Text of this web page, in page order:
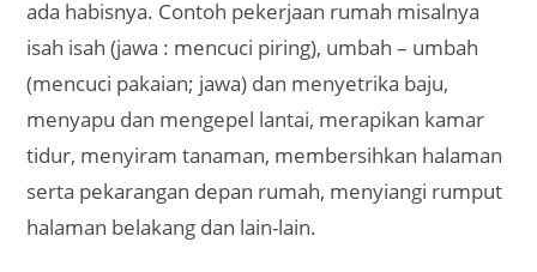
ada habisnya. Contoh pekerjaan rumah misalnya
isah isah (jawa : mencuci piring), umbah – umbah
(mencuci pakaian; jawa) dan menyetrika baju,
menyapu dan mengepel lantai, merapikan kamar
tidur, menyiram tanaman, membersihkan halaman
serta pekarangan depan rumah, menyiangi rumput
halaman belakang dan lain-lain.